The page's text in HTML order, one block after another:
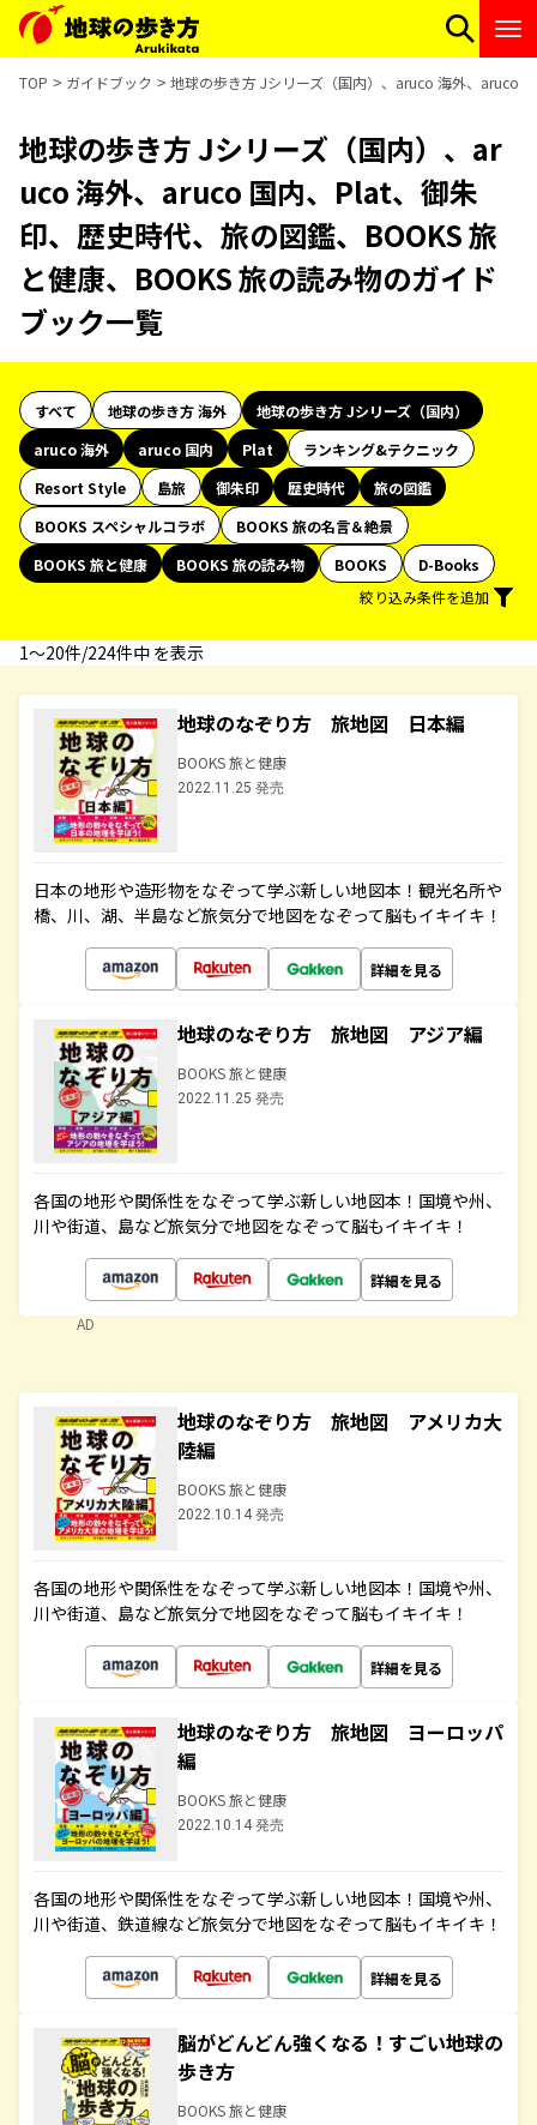
TOP ガイドブック 地球の歩き方 Jシリーズ（国内）、aruco 海外、aruco
地球の歩き方 Jシリーズ（国内）、ar
uco 海外、aruco 国内、Plat、御朱
印、歴史時代、旅の図鑑、BOOKS 旅
と健康、BOOKS 旅の読み物のガイド
ブック一覧
すべて 地球の歩き方 海外
地球の歩き方 Jシリーズ（国内）
aruco 海外
aruco 国内 Plat
ランキング&テクニック
Resort Style
島旅 御朱印 歴史時代
旅の図鑑
BOOKS スペシャルコラボ
BOOKS 旅の名言＆絶景
BOOKS 旅と健康
BOOKS 旅の読み物 BOOKS
D-Books
絞り込み条件を追加
1〜20件/224件中 を表示
地球のなぞり方 旅地図 日本編
BOOKS 旅と健康
2022.11.25 発売
日本の地形や造形物をなぞって学ぶ新しい地図本！観光名所や
橋、川、湖、半島など旅気分で地図をなぞって脳もイキイキ！
詳細を見る
地球のなぞり方 旅地図 アジア編
BOOKS 旅と健康
2022.11.25 発売
各国の地形や関係性をなぞって学ぶ新しい地図本！国境や州、
川や街道、島など旅気分で地図をなぞって脳もイキイキ！
詳細を見る
AD
地球のなぞり方 旅地図 アメリカ大
陸編
BOOKS 旅と健康
2022.10.14 発売
各国の地形や関係性をなぞって学ぶ新しい地図本！国境や州、
川や街道、島など旅気分で地図をなぞって脳もイキイキ！
詳細を見る
地球のなぞり方 旅地図 ヨーロッパ
編
BOOKS 旅と健康
2022.10.14 発売
各国の地形や関係性をなぞって学ぶ新しい地図本！国境や州、
川や街道、鉄道線など旅気分で地図をなぞって脳もイキイキ！
詳細を見る
脳がどんどん強くなる！すごい地球の
歩き方
BOOKS 旅と健康